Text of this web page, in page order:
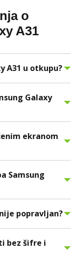
o
A31
A31 u otkupu?
Galaxy
ekranom
Samsung
popravljan?
bez šifre i